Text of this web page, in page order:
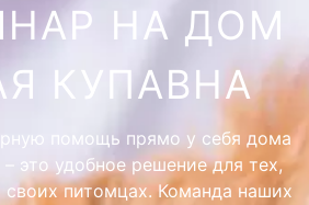
НА ДОМ
КУПАВНА
помощь прямо у себя дома
это удобное решение для тех,
своих питомцах. Команда наших